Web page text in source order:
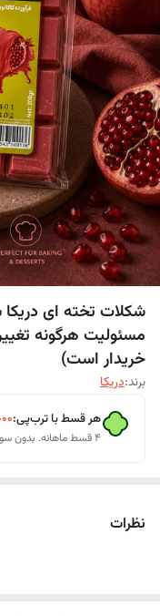
شکلات تخته ای دریکا
مسئولیت هرگونه
خریدار است)
برند:دریکا
هر قسط با ترب‌پی:
۴ قسط ماهانه. بدون سود، چک و ضامن.
نظرات